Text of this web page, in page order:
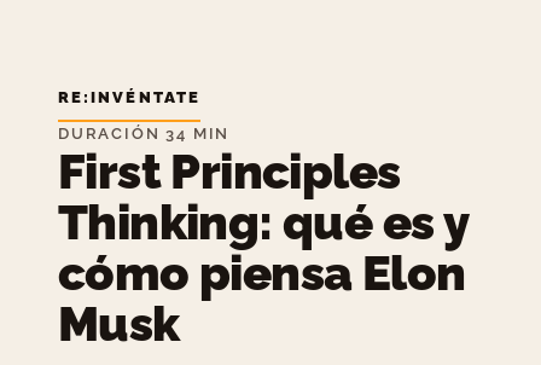
RE:INVÉNTATE
DURACIÓN 34 MIN
First Principles
Thinking: qué es y
cómo piensa Elon
Musk